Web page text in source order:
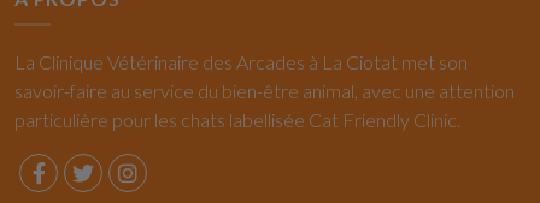
La Clinique Vétérinaire des Arcades à La Ciotat met son
savoir-faire au service du bien-être animal, avec une attention
particulière pour les chats labellisée Cat Friendly Clinic.